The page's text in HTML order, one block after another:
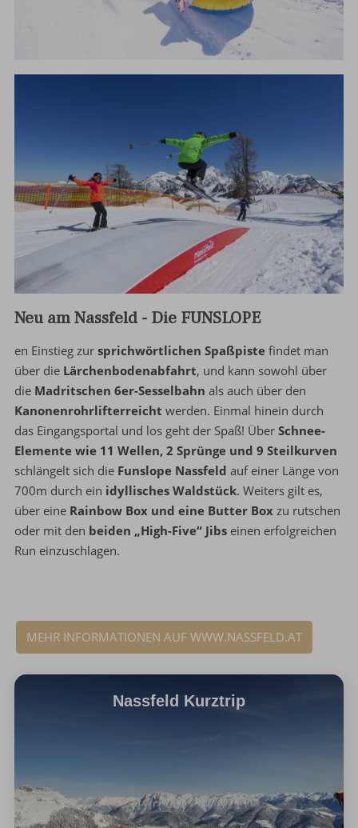
Neu am Nassfeld - Die FUNSLOPE
en Einstieg zursprichwörtlichen Spaßpiste findet man
über die Lärchenbodenabfahrt, und kann sowohl über
die Madritschen 6er-Sesselbahn als auch über den
Kanonenrohrlifterreicht werden. Einmal hinein durch
das Eingangsportal und los geht der Spaß! ÜberSchnee-
Elemente wie 11 Wellen, 2 Sprünge und 9 Steilkurven
schlängelt sich die Funslope Nassfeld auf einer Länge von
700m durch ein idyllisches Waldstück. Weiters gilt es,
über eine Rainbow Box und eine Butter Box zu rutschen
oder mit den beiden „High-Five“ Jibs einen erfolgreichen
Run einzuschlagen.
MEHR INFORMATIONEN AUF WWW.NASSFELD.AT
Nassfeld Kurztrip